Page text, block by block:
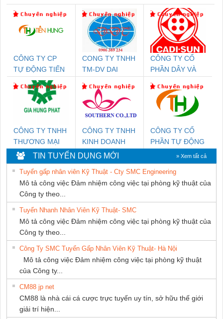
CÔNG TY CP
TỰ ĐỘNG TIẾN
HƯNG
CONG TY TNHH
TM-DV DAI
CÔNG TY CỔ
PHẦN DÂY VÀ
THƯỢNG ĐÌNH
CÔNG TY TNHH
THƯƠNG MẠI
DỊCH VỤ KỸ
THUẬT ĐIỆN CƠ
GIA HƯNG PHÁT
CÔNG TY TNHH
KINH DOANH
DỊCH VỤ XNK
PHƯƠNG NAM
CÔNG TY CỔ
PHẦN TỰ ĐỘNG
TIẾN HƯNG
TIN TUYỂN DỤNG MỚI » Xem tất cả
Tuyển gấp nhân viên Kỹ Thuật - Cty SMC Engineering
Mô tả công việc Đảm nhiệm công việc tại phòng kỹ thuật của
Công ty theo...
Tuyển Nhanh Nhân Viên Kỹ Thuật- SMC
Mô tả công việc Đảm nhiệm công việc tại phòng kỹ thuật của
Công ty theo...
Công Ty SMC Tuyển Gấp Nhân Viên Kỹ Thuật- Hà Nội
Mô tả công việc Đảm nhiệm công việc tại phòng kỹ thuật
của Công ty...
CM88 jp net
CM88 là nhà cái cá cược trực tuyến uy tín, sở hữu thế giới
giải trí hiện...